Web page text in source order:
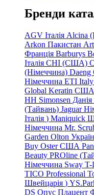
Бренди
AGV Італія Alcina
Arkon Пакистан
Франція Barburys
Італія CHI (США)
(Німеччина) Daeng
Німеччина ETI Italy
Global Keratin США
HH Simonsen Данія
(Тайвань) Jaguar
Італія ) Maniquick
Німеччина Mr.
Garden Olton
Buy Oster США
Beauty PROline
Німеччина Sway T-
TICO Professional
Швейцарія )
DS Опус Плацент